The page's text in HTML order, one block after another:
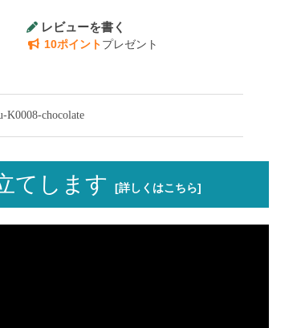
レビューを書く
10ポイントプレゼント
chocolate
てします [詳しくはこちら]